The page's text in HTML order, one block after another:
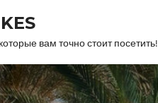
вам точно стоит посетить!